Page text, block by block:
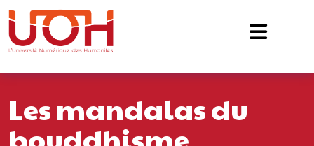
Passer au contenu
Navigation principale
Les mandalas du